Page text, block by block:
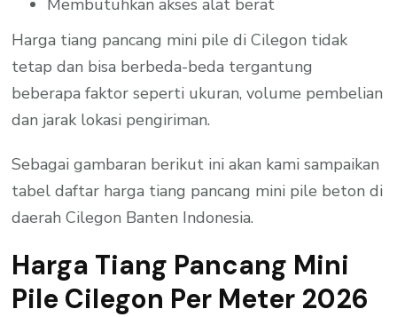
Harga tiang pancang mini pile di Cilegon tidak
tetap dan bisa berbeda-beda tergantung
beberapa faktor seperti ukuran, volume pembelian
dan jarak lokasi pengiriman.
Sebagai gambaran berikut ini akan kami sampaikan
tabel daftar harga tiang pancang mini pile beton di
daerah Cilegon Banten Indonesia.
Harga Tiang Pancang Mini
Pile Cilegon Per Meter 2026